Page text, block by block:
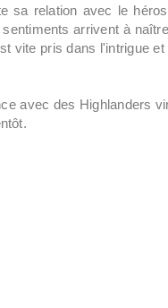
sa relation avec le
arrivent à
vite pris dans l'intrigue
avec des Highlanders